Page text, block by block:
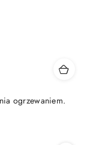
ogrzewaniem.